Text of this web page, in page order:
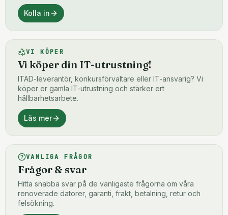
Kolla in
VI KÖPER
Vi köper din IT-utrustning!
ITAD-leverantör, konkursförvaltare eller IT-ansvarig? Vi
köper er gamla IT-utrustning och stärker ert
hållbarhetsarbete.
Läs mer
VANLIGA FRÅGOR
Frågor & svar
Hitta snabba svar på de vanligaste frågorna om våra
renoverade datorer, garanti, frakt, betalning, retur och
felsökning.